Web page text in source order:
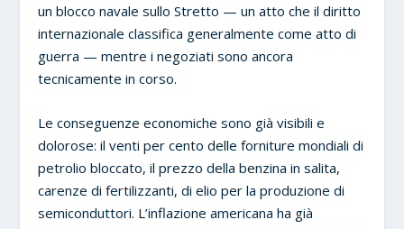
un blocco navale sullo Stretto — un atto che il diritto
internazionale classifica generalmente come atto di
guerra — mentre i negoziati sono ancora
tecnicamente in corso.
Le conseguenze economiche sono già visibili e
dolorose: il venti per cento delle forniture mondiali di
petrolio bloccato, il prezzo della benzina in salita,
carenze di fertilizzanti, di elio per la produzione di
semiconduttori. L’inflazione americana ha già